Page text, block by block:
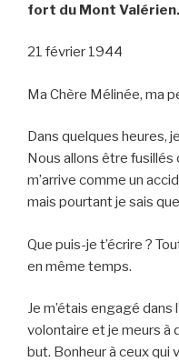
fort du Mont Valérien.
21 février 1944
Ma Chère Mélinée, ma
Dans quelques heures,
Nous allons être fusillés
m’arrive comme un
mais pourtant je sais
Que puis-je t’écrire ?
en même temps.
Je m’étais engagé
volontaire et je meurs à
but. Bonheur à ceux qui